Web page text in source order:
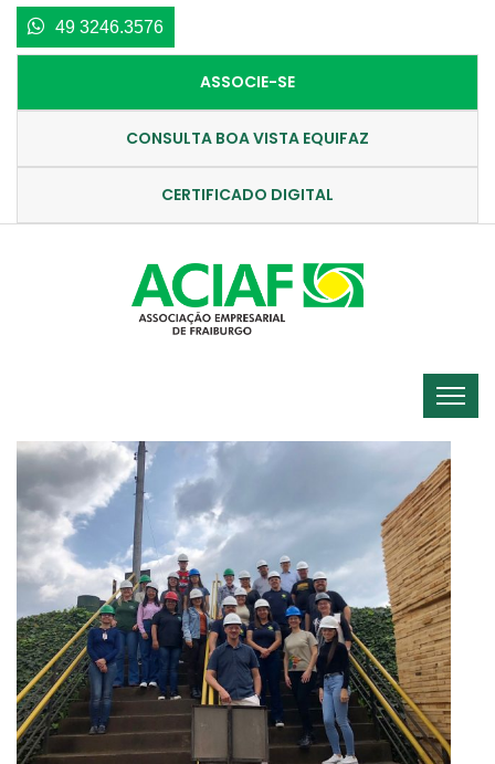
49 3246.3576
ASSOCIE-SE
CONSULTA BOA VISTA EQUIFAZ
CERTIFICADO DIGITAL